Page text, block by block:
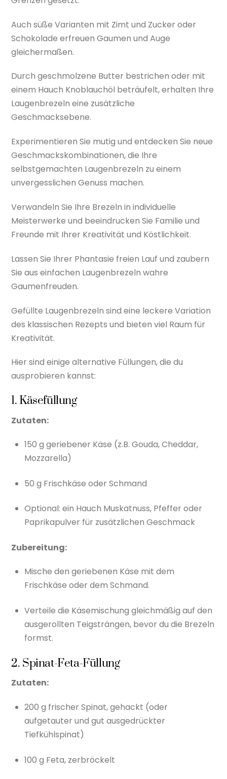
Auch süße Varianten mit Zimt und Zucker oder
Schokolade erfreuen Gaumen und Auge
gleichermaßen.
Durch geschmolzene Butter bestrichen oder mit
einem Hauch Knoblauchöl beträufelt, erhalten Ihre
Laugenbrezeln eine zusätzliche
Geschmacksebene.
Experimentieren Sie mutig und entdecken Sie neue
Geschmackskombinationen, die Ihre
selbstgemachten Laugenbrezeln zu einem
unvergesslichen Genuss machen.
Verwandeln Sie Ihre Brezeln in individuelle
Meisterwerke und beeindrucken Sie Familie und
Freunde mit Ihrer Kreativität und Köstlichkeit.
Lassen Sie Ihrer Phantasie freien Lauf und zaubern
Sie aus einfachen Laugenbrezeln wahre
Gaumenfreuden.
Gefüllte Laugenbrezeln sind eine leckere Variation
des klassischen Rezepts und bieten viel Raum für
Kreativität.
Hier sind einige alternative Füllungen, die du
ausprobieren kannst:
1. Käsefüllung
Zutaten:
150 g geriebener Käse (z.B. Gouda, Cheddar,
Mozzarella)
50 g Frischkäse oder Schmand
Optional: ein Hauch Muskatnuss, Pfeffer oder
Paprikapulver für zusätzlichen Geschmack
Zubereitung:
Mische den geriebenen Käse mit dem
Frischkäse oder dem Schmand.
Verteile die Käsemischung gleichmäßig auf den
ausgerollten Teigsträngen, bevor du die Brezeln
formst.
2. Spinat-Feta-Füllung
Zutaten:
200 g frischer Spinat, gehackt (oder
aufgetauter und gut ausgedrückter
Tiefkühlspinat)
100 g Feta, zerbröckelt